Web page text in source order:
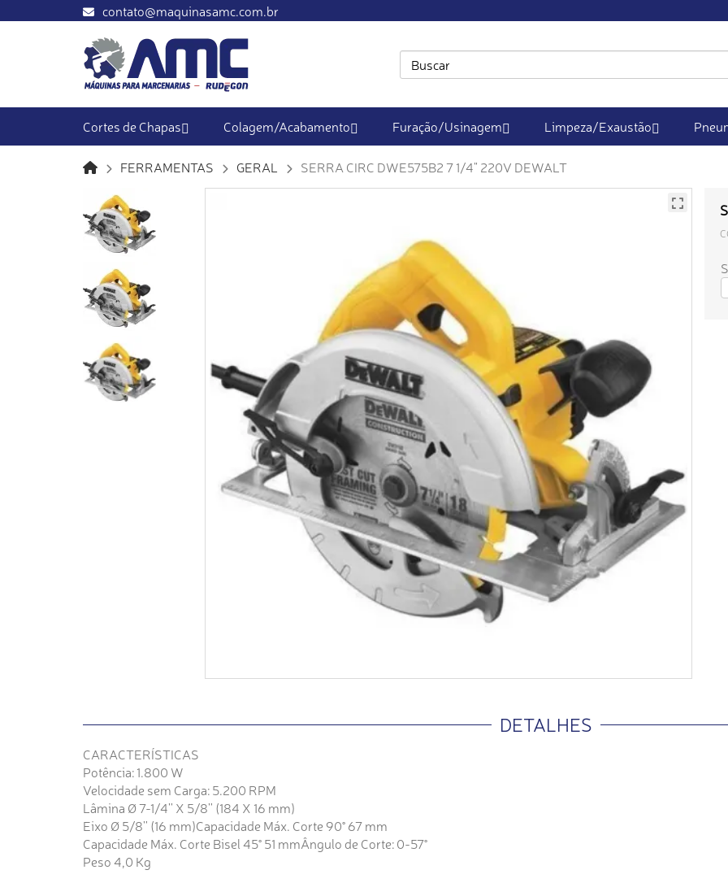
contato@maquinasamc.com.br
Cortes de Chapas Colagem/Acabamento Furação/Usinagem Limpeza/Exaustão
FERRAMENTAS GERAL SERRA CIRC DWE575B2 7 1/4" 220V DEWALT
DETALHES
CARACTERÍSTICAS
Potência: 1.800 W
Velocidade sem Carga: 5.200 RPM
Lâmina Ø 7-1/4'' X 5/8'' (184 X 16 mm)
Eixo Ø 5/8'' (16 mm)Capacidade Máx. Corte 90° 67 mm
Capacidade Máx. Corte Bisel 45° 51 mmÂngulo de Corte: 0-57°
Peso 4,0 Kg